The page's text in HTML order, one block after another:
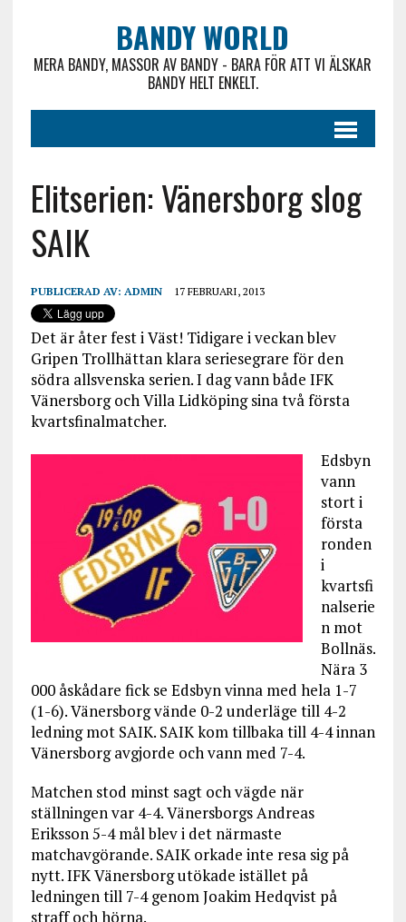
BANDY WORLD
MERA BANDY, MASSOR AV BANDY - BARA FÖR ATT VI ÄLSKAR
BANDY HELT ENKELT.
Elitserien: Vänersborg slog
SAIK
PUBLICERAD AV: ADMIN 17 FEBRUARI, 2013
Det är åter fest i Väst! Tidigare i veckan blev
Gripen Trollhättan klara seriesegrare för den
södra allsvenska serien. I dag vann både IFK
Vänersborg och Villa Lidköping sina två första
kvartsfinalmatcher.
Edsbyn
vann
stort i
första
ronden
i
kvartsfi
nalserie
n mot
Bollnäs.
Nära 3
000 åskådare fick se Edsbyn vinna med hela 1-7
(1-6). Vänersborg vände 0-2 underläge till 4-2
ledning mot SAIK. SAIK kom tillbaka till 4-4 innan
Vänersborg avgjorde och vann med 7-4.
Matchen stod minst sagt och vägde när
ställningen var 4-4. Vänersborgs Andreas
Eriksson 5-4 mål blev i det närmaste
matchavgörande. SAIK orkade inte resa sig på
nytt. IFK Vänersborg utökade istället på
ledningen till 7-4 genom Joakim Hedqvist på
straff och hörna.